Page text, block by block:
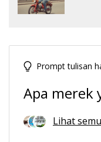
Prompt tulisan
Apa merek
Lihat